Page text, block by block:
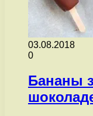
03.08.2018
0
Бананы